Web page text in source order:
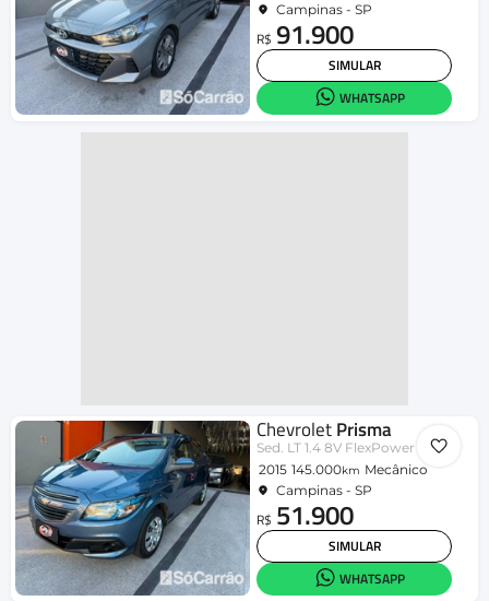
Campinas - SP
R$ 91.900
SIMULAR
WHATSAPP
ChevroletPrisma
Sed. LT 1.4 8V FlexPower 4p
2015 145.000km Mecânico
Campinas - SP
R$ 51.900
SIMULAR
WHATSAPP